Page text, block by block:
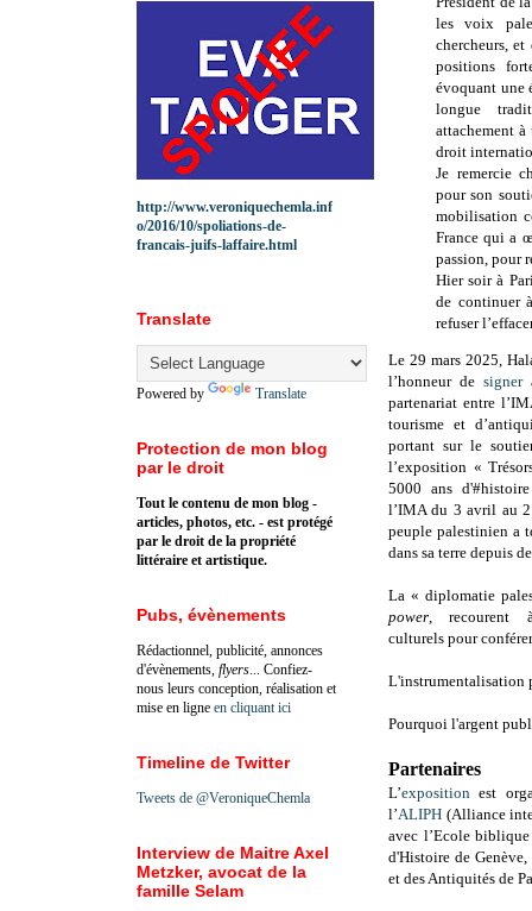
les voix
chercheurs,
positions
évoquant une
longue
attachement
droit
Je remercie
pour son
mobilisation
France qui a
passion, pour
Hier soir à
de continuer
refuser
Le 29 mars 2025,
l’honneur designer
partenariat entre
tourisme et
portant sur le
l’exposition «
5000 ans
l’IMA du 3 avril au
peuple palestinien a
dans sa terre depuis
La « diplomatie
power, recourent
culturels pour
L'instrumentalisation
Pourquoi l'argent
Partenaires
L’exposition est
l’ALIPH (Alliance
avec l’Ecole
d'Histoire de
et des Antiquités de
http://www.veroniquechemla.inf
o/2016/10/spoliations-de-
francais-juifs-laffaire.html
Translate
Powered by Translate
Protection de mon blog
par le droit
Tout le contenu de mon blog -
articles, photos, etc. - est protégé
par le droit de la propriété
littéraire et artistique.
Pubs, évènements
Rédactionnel, publicité, annonces
d'évènements, flyers ... Confiez-
nous leurs conception, réalisation et
mise en ligne en cliquant ici
Timeline de Twitter
Tweets de @VeroniqueChemla
Interview de Maitre Axel
Metzker, avocat de la
famille Selam